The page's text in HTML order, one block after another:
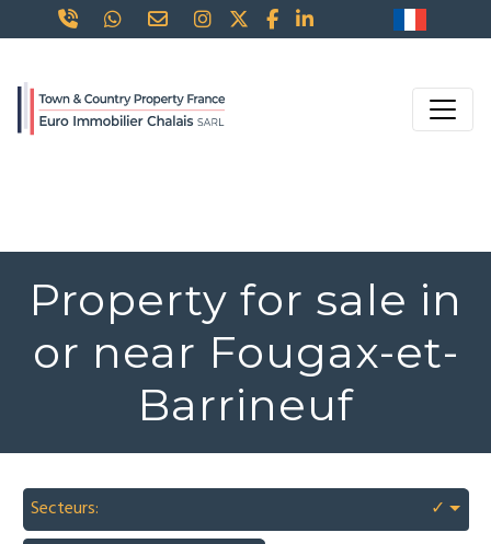
Property for sale in
or near Fougax-et-
Barrineuf
Secteurs:
✓